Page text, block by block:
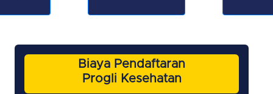
Biaya Pendaftaran
Progli Kesehatan